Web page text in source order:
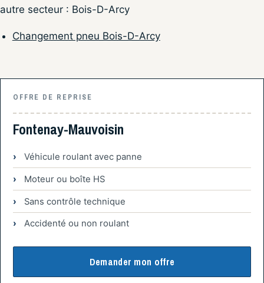
autre secteur : Bois-D-Arcy
Changement pneu Bois-D-Arcy
OFFRE DE REPRISE
Fontenay-Mauvoisin
Véhicule roulant avec panne
Moteur ou boîte HS
Sans contrôle technique
Accidenté ou non roulant
Demander mon offre